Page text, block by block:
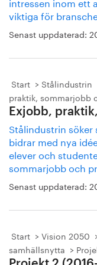
viktiga för
Senast uppdaterad:
Start Stålindustrin
praktik, sommarjobb
Exjobb,
Stålindustrin
bidrar med nya
elever och
sommarjobb och
Senast uppdaterad:
Start Vision 2050
samhällsnytta